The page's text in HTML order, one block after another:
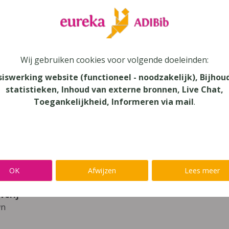
in je talent'
en lees meer over thema's als redelijke
Wiskanjers (IJsbergversie) 2 Werkboek
Wij gebruiken cookies voor volgende doeleinden:
website (functioneel - noodzakelijk),
statistieken, Inhoud van externe bronnen, Live Chat,
Toegankelijkheid, Informeren via mail.
OK Afwijzen Lees meer